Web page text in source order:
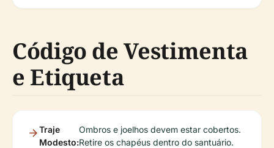
Código de Vestimenta
e Etiqueta
Traje
Modesto:
Ombros e joelhos devem estar cobertos.
Retire os chapéus dentro do santuário.